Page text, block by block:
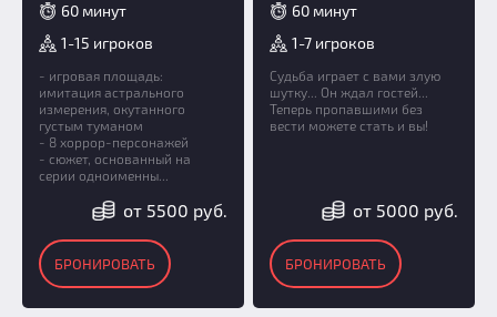
60 минут
1-15 игроков
- игровая площадь:
имитация астрального
измерения, окутанного
густым туманом
- 8 хоррор-персонажей
- сюжет, основанный на
серии одноименны...
от 5500 руб.
БРОНИРОВАТЬ
60 минут
1-7 игроков
Судьба играет с вами злую
шутку... Он ждал гостей...
Теперь пропавшими без
вести можете стать и вы!
от 5000 руб.
БРОНИРОВАТЬ